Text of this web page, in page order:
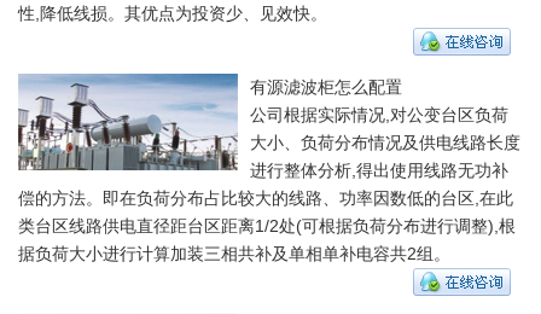
性,降低线损。其优点为投资少、见效快。
有源滤波柜怎么配置
公司根据实际情况,对公变台区负荷
大小、负荷分布情况及供电线路长度
进行整体分析,得出使用线路无功补
偿的方法。即在负荷分布占比较大的线路、功率因数低的台区,在此
类台区线路供电直径距台区距离1/2处(可根据负荷分布进行调整),根
据负荷大小进行计算加装三相共补及单相单补电容共2组。